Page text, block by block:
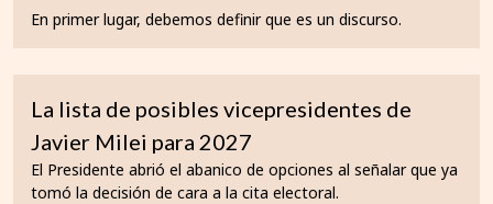
En primer lugar, debemos definir que es un discurso.
La lista de posibles vicepresidentes de
Javier Milei para 2027
El Presidente abrió el abanico de opciones al señalar que ya
tomó la decisión de cara a la cita electoral.